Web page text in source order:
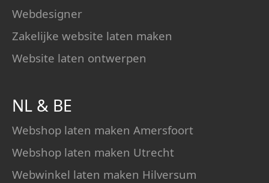
Webdesigner
Zakelijke website laten maken
Website laten ontwerpen
NL & BE
Webshop laten maken Amersfoort
Webshop laten maken Utrecht
Webwinkel laten maken Hilversum